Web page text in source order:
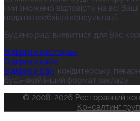
і ми зможемо відповісти на всі
надати необхідні консультації.
Будемо раді виявитися для Вас
Відкрити ресторан
Відкрити кафе
Відкрити бар, кондитерську,
будь-який інший формат закладу
© 2008-2026 Ресторанний
Консалтинг